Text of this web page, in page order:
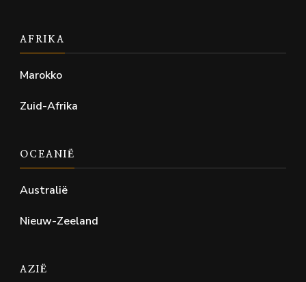
AFRIKA
Marokko
Zuid-Afrika
OCEANIË
Australië
Nieuw-Zeeland
AZIË